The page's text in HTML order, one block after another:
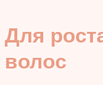
Для
волос